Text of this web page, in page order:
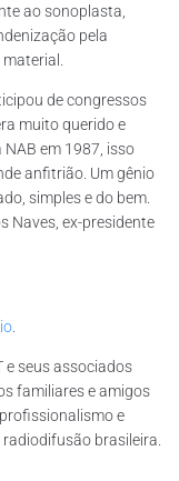
ao sonoplasta,
pela
de congressos
muito querido e
em 1987, isso
anfitrião. Um gênio
simples e do bem.
Naves, ex-presidente
e seus associados
familiares e amigos
e
brasileira.